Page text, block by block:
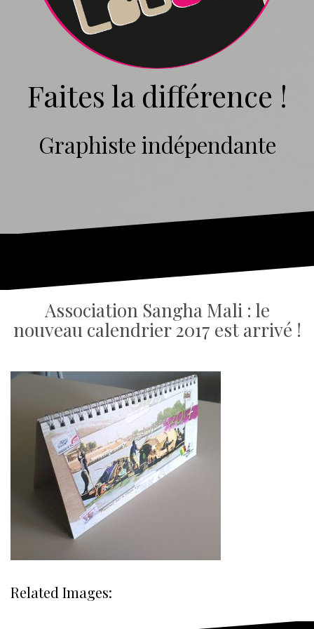
Faites la différence !
Graphiste indépendante
Association Sangha Mali : le
nouveau calendrier 2017 est arrivé !
Related Images: